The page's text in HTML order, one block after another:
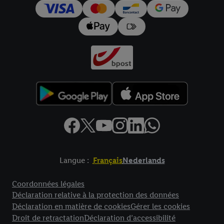
Langue : FrançaisNederlands
Coordonnées légales
Déclaration relative à la protection des données
Déclaration en matière de cookiesGérer les cookies
Droit de retractationDéclaration d’accessibilité
pour l’avenir dans notredéclaration relative à la protection des
données. Vous trouverez les impressions ici.